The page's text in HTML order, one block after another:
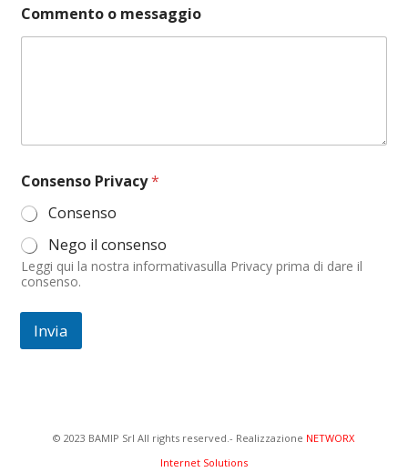
o
n
o
m
m
e
n
t
o
Commento o messaggio
Consenso Privacy*
Consenso
Nego il consenso
Leggi qui la nostra informativasulla Privacy prima di dare il
consenso.
Invia
© 2023 BAMIP Srl All rights reserved.- Realizzazione NETWORX
Internet Solutions